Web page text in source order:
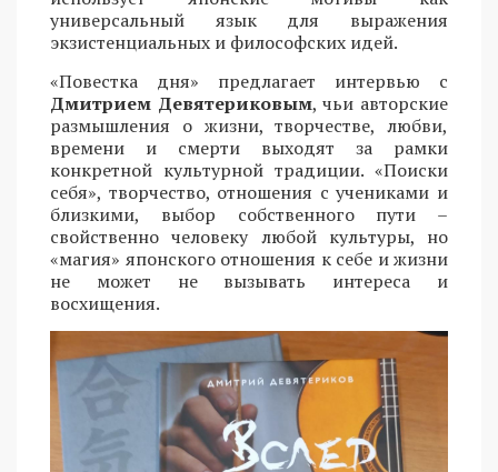
универсальный язык для выражения
экзистенциальных и философских идей.
«Повестка дня» предлагает интервью с
Дмитрием Девятериковым, чьи авторские
размышления о жизни, творчестве, любви,
времени и смерти выходят за рамки
конкретной культурной традиции. «Поиски
себя», творчество, отношения с учениками и
близкими, выбор собственного пути –
свойственно человеку любой культуры, но
«магия» японского отношения к себе и жизни
не может не вызывать интереса и
восхищения.